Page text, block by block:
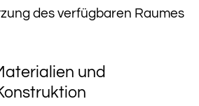
des verfügbaren Raumes
und